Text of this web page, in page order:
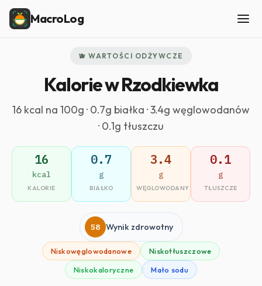
MacroLog
🫐 WARTOŚCI ODŻYWCZE
Kalorie w Rzodkiewka
16 kcal na 100g · 0.7g białka · 3.4g węglowodanów
· 0.1g tłuszczu
16
kcal
KALORIE
0.7
g
BIAŁKO
3.4
g
WĘGLOWODANY
0.1
g
TŁUSZCZE
58 Wynik zdrowotny
Niskowęglowodanowe
Niskotłuszczowe
Niskokaloryczne
Mało sodu